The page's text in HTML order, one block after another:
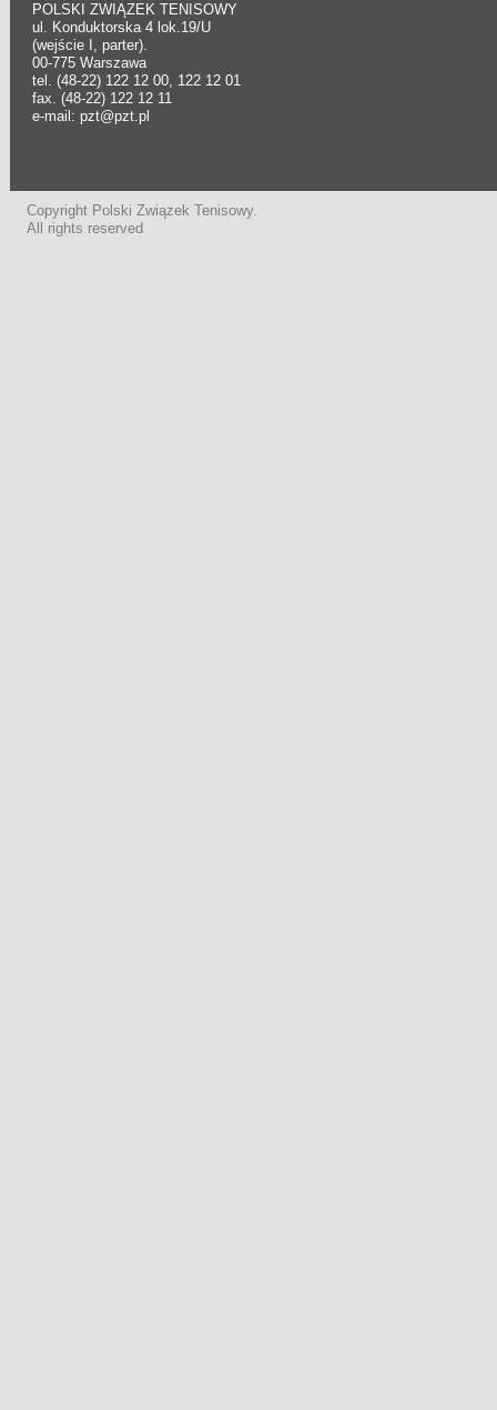
POLSKI ZWIĄZEK TENISOWY
ul. Konduktorska 4 lok.19/U
(wejście I, parter).
00-775 Warszawa
tel. (48-22) 122 12 00, 122 12 01
fax. (48-22) 122 12 11
e-mail: pzt@pzt.pl
Copyright Polski Związek Tenisowy.
All rights reserved